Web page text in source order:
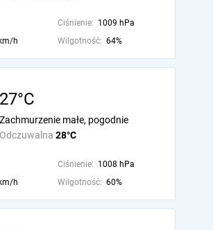
Ciśnienie: 1009 hPa
h Wilgotność: 64%
27°C
Odczuwalna 28°C
Zachmurzenie małe, pogodnie
Ciśnienie: 1008 hPa
h Wilgotność: 60%